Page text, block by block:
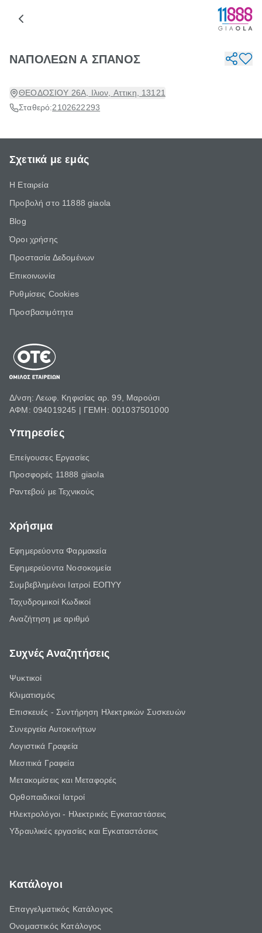
ΝΑΠΟΛΕΩΝ Α ΣΠΑΝΟΣ
ΘΕΟΔΟΣΙΟΥ 26Α, Ιλιον, Αττικη, 13121
Σταθερό:2102622293
Σχετικά με εμάς
Η Εταιρεία
Προβολή στο 11888 giaola
Blog
Όροι χρήσης
Προστασία Δεδομένων
Επικοινωνία
Ρυθμίσεις Cookies
Προσβασιμότητα
Δ/νση: Λεωφ. Κηφισίας αρ. 99, Μαρούσι
ΑΦΜ: 094019245 | ΓΕΜΗ: 001037501000
Υπηρεσίες
Επείγουσες Εργασίες
Προσφορές 11888 giaola
Ραντεβού με Τεχνικούς
Χρήσιμα
Εφημερεύοντα Φαρμακεία
Εφημερεύοντα Νοσοκομεία
Συμβεβλημένοι Ιατροί ΕΟΠΥΥ
Ταχυδρομικοί Κωδικοί
Αναζήτηση με αριθμό
Συχνές Αναζητήσεις
Ψυκτικοί
Κλιματισμός
Επισκευές - Συντήρηση Ηλεκτρικών Συσκευών
Συνεργεία Αυτοκινήτων
Λογιστικά Γραφεία
Μεσιτικά Γραφεία
Μετακομίσεις και Μεταφορές
Ορθοπαιδικοί Ιατροί
Ηλεκτρολόγοι - Ηλεκτρικές Εγκαταστάσεις
Υδραυλικές εργασίες και Εγκαταστάσεις
Κατάλογοι
Επαγγελματικός Κατάλογος
Ονομαστικός Κατάλογος